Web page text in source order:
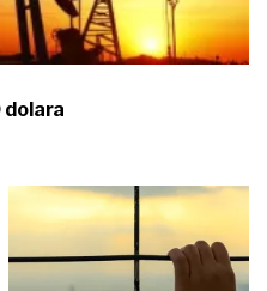
dolara